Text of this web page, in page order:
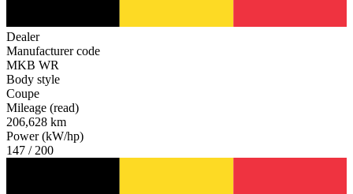
Dealer
Manufacturer code
MKB WR
Body style
Coupe
Mileage (read)
206,628 km
Power (kW/hp)
147 / 200